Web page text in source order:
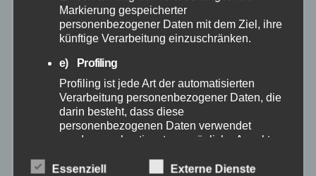
November 2024
September 2024
August 2024
Juli 2024
Markierung gespeicherter
personenbezogener Daten mit dem Ziel, ihre
künftige Verarbeitung einzuschränken.
e) Profiling
Profiling ist jede Art der automatisierten
Verarbeitung personenbezogener Daten, die
darin besteht, dass diese
personenbezogenen Daten verwendet
werden, um bestimmte persönliche Aspekte,
zu bewerten, insbesondere, um Aspekte
Essenziell Externe Dienste